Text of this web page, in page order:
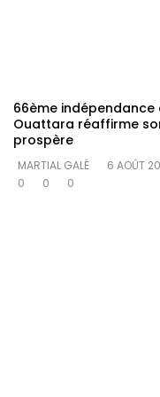
66ème indépendance
Ouattara réaffirme
prospère
MARTIAL GALÉ
6 AOÛT
0
0 0